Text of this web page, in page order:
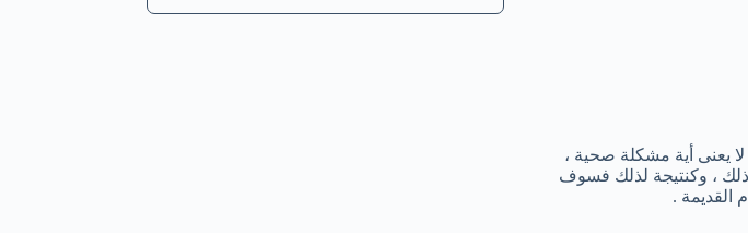
لا يعنى أية مشكلة صحية ،
ذلك ، وكنتيجة لذلك فسوف
القديمة .